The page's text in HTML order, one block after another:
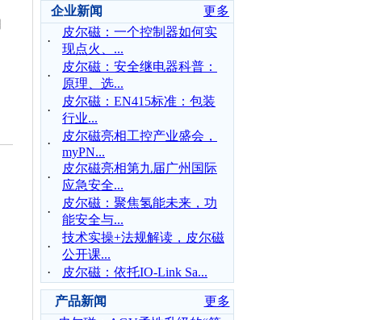
企业新闻 更多
·
皮尔磁：一个控制器如何实
现点火、...
·
皮尔磁：安全继电器科普：
原理、选...
·
皮尔磁：EN415标准：包装
行业...
·
皮尔磁亮相工控产业盛会，
myPN...
·
皮尔磁亮相第九届广州国际
应急安全...
·
皮尔磁：聚焦氢能未来，功
能安全与...
·
技术实操+法规解读，皮尔磁
公开课...
·
皮尔磁：依托IO-Link Sa...
产品新闻 更多